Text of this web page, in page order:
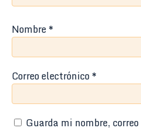
Nombre*
Correo electrónico*
Guarda mi nombre,